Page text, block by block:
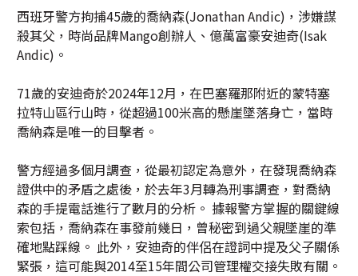
西班牙警方拘捕45歲的喬納森(Jonathan Andic)，涉嫌謀
殺其父，時尚品牌Mango創辦人、億萬富豪安迪奇(Isak
Andic)。
71歲的安迪奇於2024年12月，在巴塞羅那附近的蒙特塞
拉特山區行山時，從超過100米高的懸崖墜落身亡，當時
喬納森是唯一的目擊者。
警方經過多個月調查，從最初認定為意外，在發現喬納森
證供中的矛盾之處後，於去年3月轉為刑事調查，對喬納
森的手提電話進行了數月的分析。 據報警方掌握的關鍵線
索包括，喬納森在事發前幾日，曾秘密到過父親墜崖的準
確地點踩線。 此外，安迪奇的伴侶在證詞中提及父子關係
緊張，這可能與2014至15年間公司管理權交接失敗有關。